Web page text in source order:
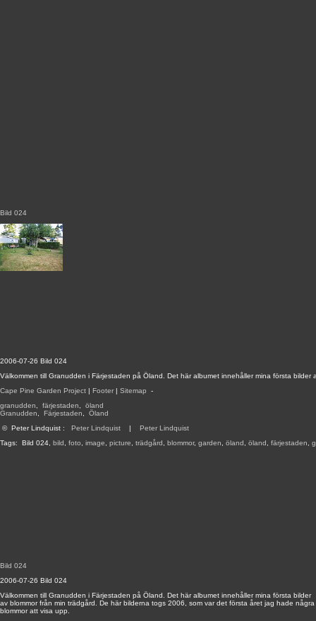
2006-07-26 Bild 024
Välkommen till Granudden i Färjestaden på Öland. Det här albumet innehåller mina första
Cape Pine Garden Project | Footer | Sitemap -
granudden
färjestaden
öland
Granudden
Färjestaden
Öland
© Peter Lindquist : Peter Lindquist | Peter Lindquist
Tags: Bild 024 bild foto image picture trädgård blommor, garden öland öland färjestaden
Bild 024
Bild 024
2006-07-26 Bild 024
Välkommen till Granudden i Färjestaden på Öland. Det här albumet innehåller mina första bilder
av blommor från min trädgård. De här bilderna togs 2006, som var det första året jag hade några
blommor att visa upp.